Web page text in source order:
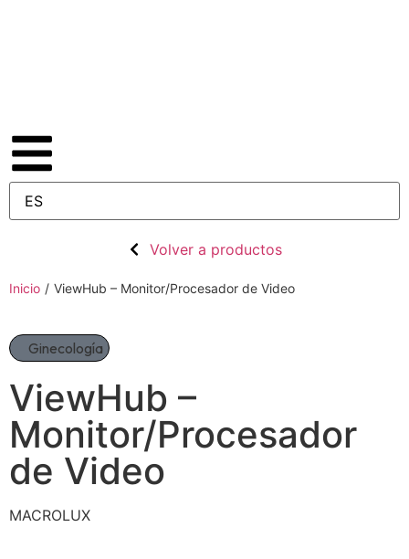
Volver a productos
Inicio / ViewHub – Monitor/Procesador de Video
Ginecología
ViewHub –
Monitor/Procesador
de Video
MACROLUX